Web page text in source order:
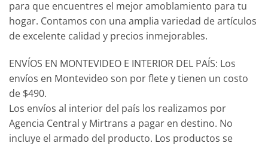
para que encuentres el mejor amoblamiento para tu
hogar. Contamos con una amplia variedad de artículos
de excelente calidad y precios inmejorables.
ENVÍOS EN MONTEVIDEO E INTERIOR DEL PAÍS: Los
envíos en Montevideo son por flete y tienen un costo
de $490.
Los envíos al interior del país los realizamos por
Agencia Central y Mirtrans a pagar en destino. No
incluye el armado del producto. Los productos se